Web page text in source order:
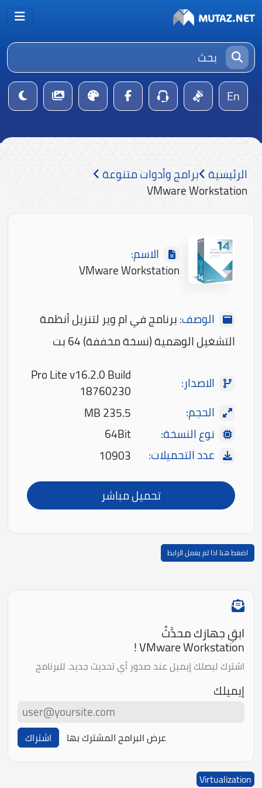
En
الرئيسية برامج وأدوات متنوعة
VMware Workstation
الاسم:
VMware Workstation
الوصف:برنامج في ام وير لتنزيل أنظمة
التشغيل الوهمية (نسخة مخففة) 64 بت
الاصدار:
Pro Lite v16.2.0 Build
18760230
الحجم:
235.5 MB
نوع النسخة:
64Bit
عدد التحميلات:
10903
تحميل مباشر
اضغط هنا اذا لم يعمل الرابط
ابقِ جهازك محدَّثً
VMware Workstation !
اشترك ليصلك إيميل عند صدور أي تحديث جديد. للبرنامج
إيميلك
عرض البرامج المشترك بها اشتراك
Virtualization